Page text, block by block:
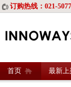
订购热线：021-
首页 最新上